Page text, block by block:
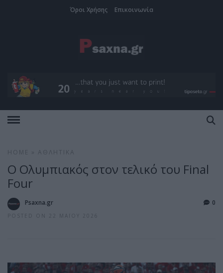
Όροι Χρήσης Επικοινωνία
HOME ΑΘΛΗΤΙΚΆ
Ο Ολυμπιακός στον τελικό του Final
Four
Psaxna.gr
POSTED ON 22 ΜΑΪ́ΟΥ 2026
0